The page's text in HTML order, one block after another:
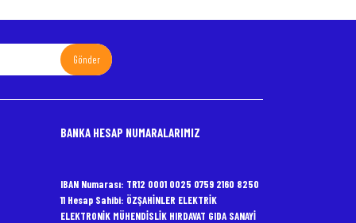
Gönder
BANKA HESAP NUMARALARIMIZ
IBAN Numarası: TR12 0001 0025 0759 2160 8250
11 Hesap Sahibi: ÖZŞAHİNLER ELEKTRİK
ELEKTRONİK MÜHENDİSLİK HIRDAVAT GIDA SANAYİ